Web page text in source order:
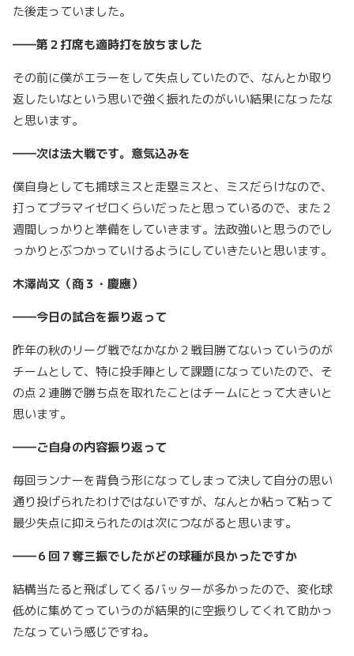
た後走っていました。
――第２打席も適時打を放ちました
その前に僕がエラーをして失点していたので、なんとか取り
返したいなという思いで強く振れたのがいい結果になったな
と思います。
――次は法大戦です。意気込みを
僕自身としても捕球ミスと走塁ミスと、ミスだらけなので、
打ってプラマイゼロくらいだったと思っているので、また２
週間しっかりと準備をしていきます。法政強いと思うのでし
っかりとぶつかっていけるようにしていきたいと思います。
木澤尚文（商３・慶應）
――今日の試合を振り返って
昨年の秋のリーグ戦でなかなか２戦目勝てないっていうのが
チームとして、特に投手陣として課題になっていたので、そ
の点２連勝で勝ち点を取れたことはチームにとって大きいと
思います。
――ご自身の内容振り返って
毎回ランナーを背負う形になってしまって決して自分の思い
通り投げられたわけではないですが、なんとか粘って粘って
最少失点に抑えられたのは次につながると思います。
――６回７奪三振でしたがどの球種が良かったですか
結構当たると飛ばしてくるバッターが多かったので、変化球
低めに集めてっていうのが結果的に空振りしてくれて助かっ
たなっていう感じですね。